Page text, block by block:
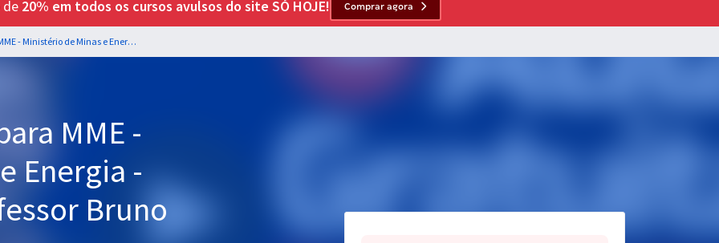
de 20% em todos os cursos avulsos do site SÓ HOJE! Comprar agora
Gestão de Projetos para MME - Ministério de Minas e Energia - Administrador - Professor Bruno Eduardo
MME -
Energia -
Bruno